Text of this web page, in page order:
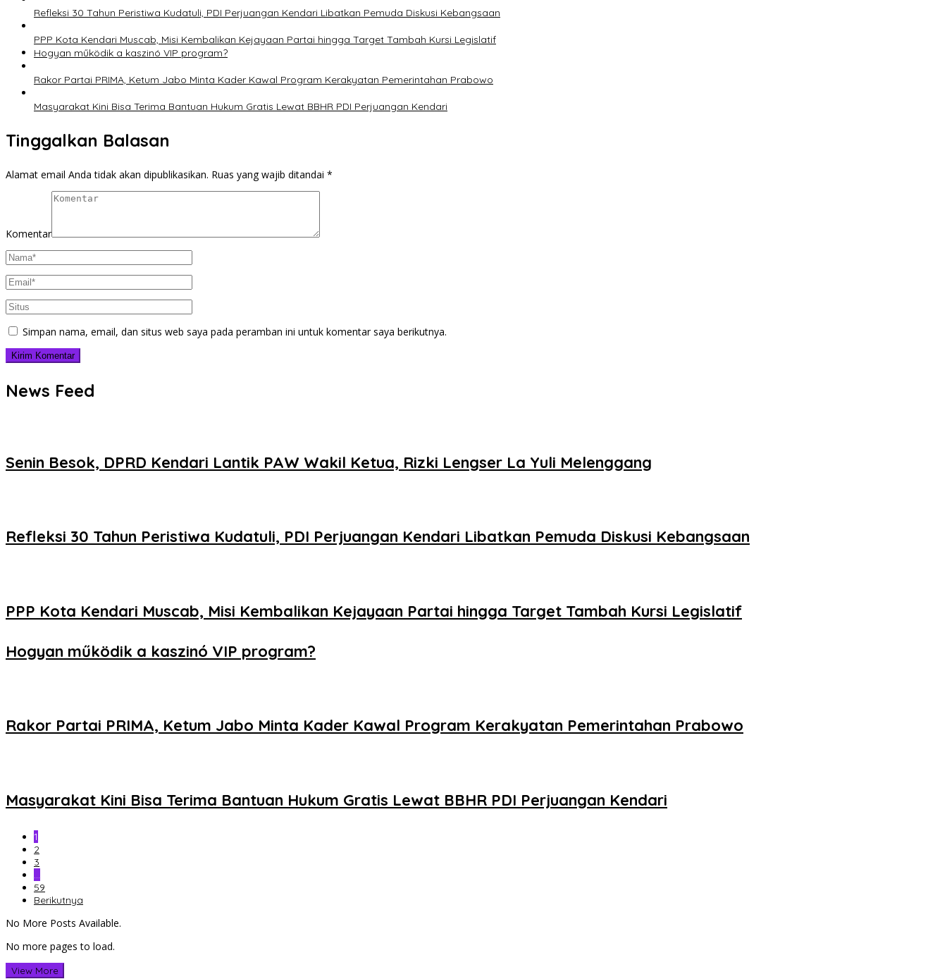
Refleksi 30 Tahun Peristiwa Kudatuli, PDI Perjuangan Kendari Libatkan Pemuda Diskusi Kebangsaan
PPP Kota Kendari Muscab, Misi Kembalikan Kejayaan Partai hingga Target Tambah Kursi Legislatif
Hogyan működik a kaszinó VIP program?
Rakor Partai PRIMA, Ketum Jabo Minta Kader Kawal Program Kerakyatan Pemerintahan Prabowo
Masyarakat Kini Bisa Terima Bantuan Hukum Gratis Lewat BBHR PDI Perjuangan Kendari
Tinggalkan Balasan
Alamat email Anda tidak akan dipublikasikan. Ruas yang wajib ditandai *
Komentar
Simpan nama, email, dan situs web saya pada peramban ini untuk komentar saya berikutnya.
News Feed
Senin Besok, DPRD Kendari Lantik PAW Wakil Ketua, Rizki Lengser La Yuli Melenggang
Refleksi 30 Tahun Peristiwa Kudatuli, PDI Perjuangan Kendari Libatkan Pemuda Diskusi Kebangsaan
PPP Kota Kendari Muscab, Misi Kembalikan Kejayaan Partai hingga Target Tambah Kursi Legislatif
Hogyan működik a kaszinó VIP program?
Rakor Partai PRIMA, Ketum Jabo Minta Kader Kawal Program Kerakyatan Pemerintahan Prabowo
Masyarakat Kini Bisa Terima Bantuan Hukum Gratis Lewat BBHR PDI Perjuangan Kendari
1
2
3
…
59
Berikutnya
No More Posts Available.
No more pages to load.
View More